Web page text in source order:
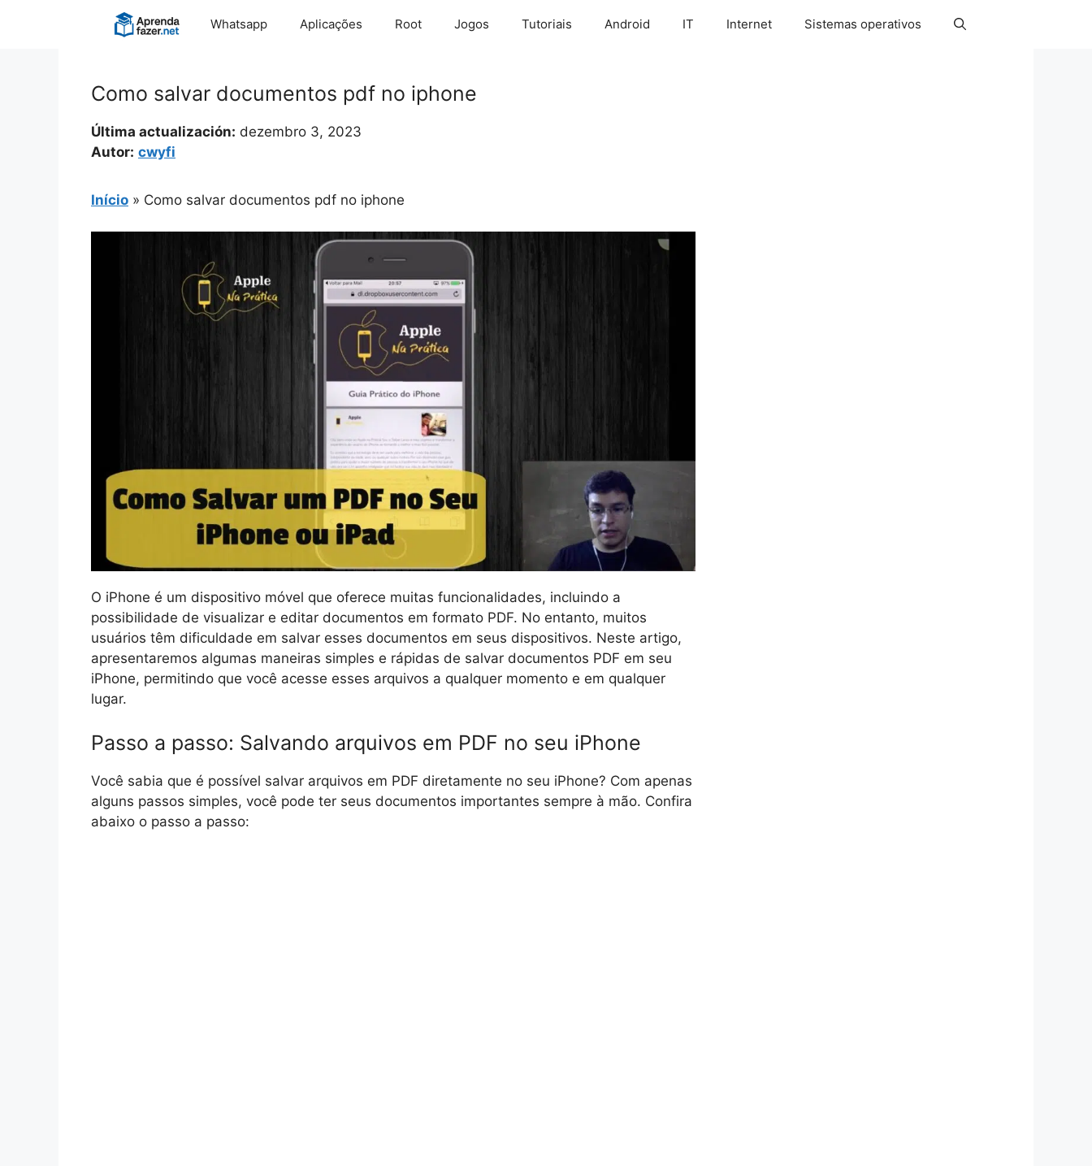
Whatsapp Aplicações Root Jogos Tutoriais Android IT Internet Sistemas operativos
Como salvar documentos pdf no iphone
Última actualización: dezembro 3, 2023
Autor: cwyfi
Início » Como salvar documentos pdf no iphone
O iPhone é um dispositivo móvel que oferece muitas funcionalidades, incluindo a
possibilidade de visualizar e editar documentos em formato PDF. No entanto, muitos
usuários têm dificuldade em salvar esses documentos em seus dispositivos. Neste artigo,
apresentaremos algumas maneiras simples e rápidas de salvar documentos PDF em seu
iPhone, permitindo que você acesse esses arquivos a qualquer momento e em qualquer
lugar.
Passo a passo: Salvando arquivos em PDF no seu iPhone
Você sabia que é possível salvar arquivos em PDF diretamente no seu iPhone? Com apenas
alguns passos simples, você pode ter seus documentos importantes sempre à mão. Confira
abaixo o passo a passo: